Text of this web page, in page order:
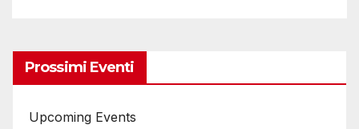
Prossimi Eventi
Upcoming Events